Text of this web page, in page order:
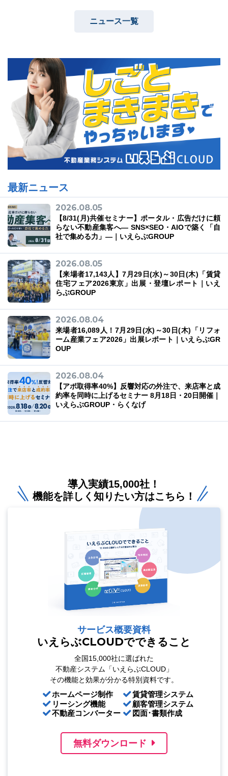
03-6689-1791
ニュース一覧
最新ニュース
2026.08.05
【8/31(月)共催セミナー】ポータル・広告だけに頼
らない不動産集客へ― SNS×SEO・AIOで築く「自
社で集める力」―｜いえらぶGROUP
2026.08.05
【来場者17,143人】7月29日(水)～30日(木)「賃貸
住宅フェア2026東京」出展・登壇レポート｜いえ
らぶGROUP
2026.08.04
来場者16,089人！7月29日(水)～30日(木)「リフォ
ーム産業フェア2026」出展レポート｜いえらぶGR
OUP
2026.08.04
【アポ取得率40%】反響対応の外注で、来店率と成
約率を同時に上げるセミナー 8月18日・20日開催｜
いえらぶGROUP・らくなげ
導入実績15,000社！
機能を詳しく知りたい方はこちら！
サービス概要資料
いえらぶCLOUDでできること
全国15,000社に選ばれた
不動産システム「いえらぶCLOUD」
その機能と効果が分かる特別資料です。
ホームページ制作
リーシング機能
不動産コンバーター
賃貸管理システム
顧客管理システム
図面･書類作成
無料ダウンロード